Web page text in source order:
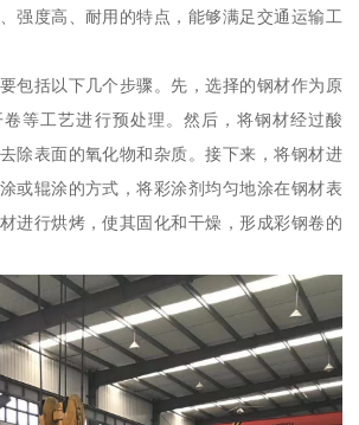
强度高、耐用的特点，能够满足交通运输工
包括以下几个步骤。先，选择的钢材作为原
等工艺进行预处理。然后，将钢材经过酸
除表面的氧化物和杂质。接下来，将钢材进
或辊涂的方式，将彩涂剂均匀地涂在钢材表
进行烘烤，使其固化和干燥，形成彩钢卷的